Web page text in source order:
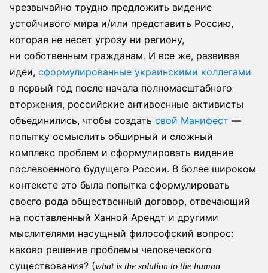
чрезвычайно трудно предложить видение
устойчивого мира и/или представить Россию,
которая не несет угрозу ни региону,
ни собственным гражданам. И все же, развивая
идеи, сформулированные украинскими коллегами
в первый год после начала полномасштабного
вторжения, российские антивоенные активисты
объединились, чтобы создать свой Манифест —
попытку осмыслить обширный и сложный
комплекс проблем и сформулировать видение
послевоенного будущего России. В более широком
контексте это была попытка сформулировать
своего рода общественный договор, отвечающий
на поставленный Ханной Арендт и другими
мыслителями насущный философский вопрос:
каково решение проблемы человеческого
существования? (what is the solution to the human